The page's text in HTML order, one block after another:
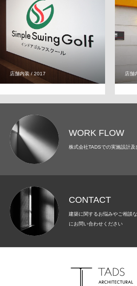
店舗内装 / 2017 店舗
WORK FLOW
株式会社TADSでの実施設計
CONTACT
建築に関するお悩みやご相談
にお問い合わせください